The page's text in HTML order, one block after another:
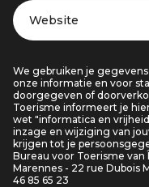
Website
We gebruiken je
onze informatie en voor
doorgegeven of
Toerisme informeert je
wet "informatica en
inzage en wijziging van
krijgen tot je
Bureau voor Toerisme van
Marennes - 22 rue Dubois
46 85 65 23